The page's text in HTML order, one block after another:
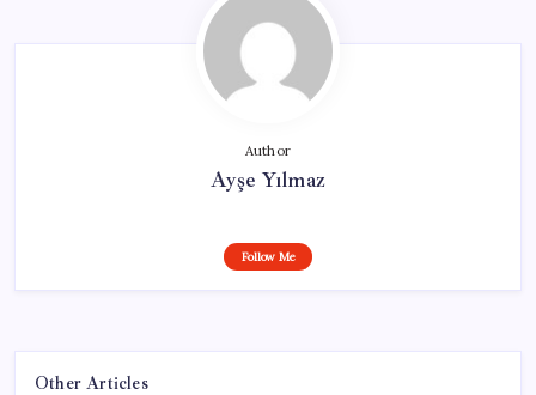
Author
Ayşe Yılmaz
Follow Me
Other Articles